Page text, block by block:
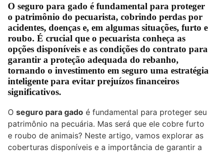
O seguro para gado é fundamental para proteger
o patrimônio do pecuarista, cobrindo perdas por
acidentes, doenças e, em algumas situações, furto e
roubo. É crucial que o pecuarista conheça as
opções disponíveis e as condições do contrato para
garantir a proteção adequada do rebanho,
tornando o investimento em seguro uma estratégia
inteligente para evitar prejuízos financeiros
significativos.
O seguro para gado é fundamental para proteger seu
patrimônio na pecuária. Mas será que ele cobre furto
e roubo de animais? Neste artigo, vamos explorar as
coberturas disponíveis e a importância de garantir a